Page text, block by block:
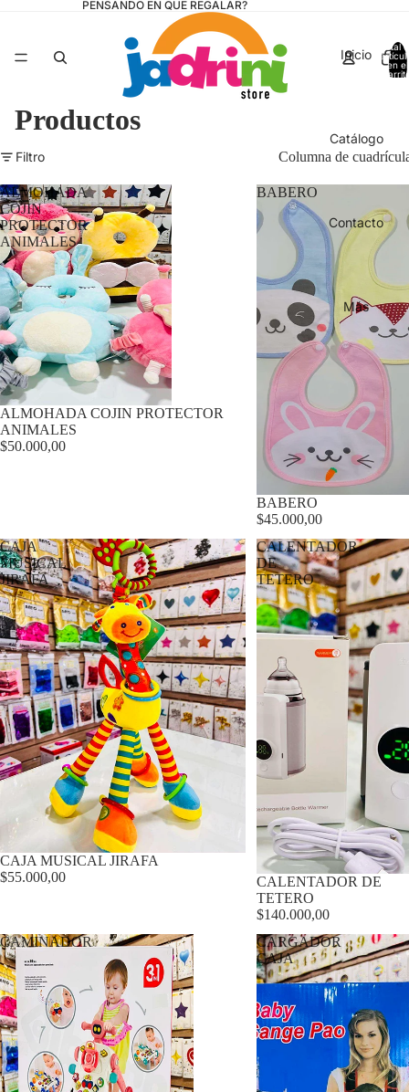
PENSANDO EN QUE REGALAR?
Inicio
Catálogo
Contacto
Más
Total
en el
Productos
Filtro Columna de
ALMOHADA
COJIN
PROTECTOR
ANIMALES
ALMOHADA COJIN PROTECTOR
ANIMALES
$50.000,00
BABERO
BABERO
$45.000,00
CAJA
MUSICAL
JIRAFA
CAJA MUSICAL JIRAFA
$55.000,00
CALENTADOR
DE
TETERO
CALENTADOR DE
TETERO
$140.000,00
CAMINADOR
CARGADOR
CAJA